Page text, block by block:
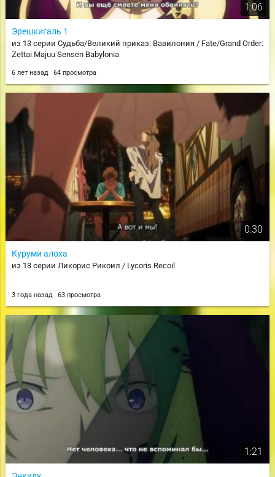
1:06
Эрешкигаль 1
из 13 серии Судьба/Великий приказ: Вавилония / Fate/Grand Order:
Zettai Majuu Sensen Babylonia
6 лет назад 64 просмотра
0:30
Куруми алоха
из 13 серии Ликорис Рикоил / Lycoris Recoil
3 года назад 63 просмотра
1:21